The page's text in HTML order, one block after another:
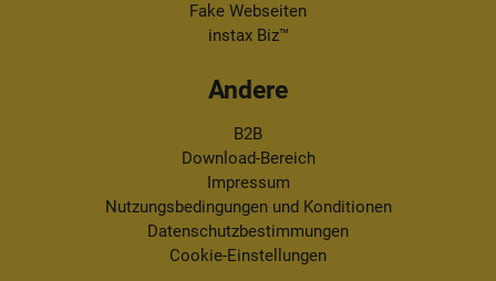
Fake Webseiten
instax Biz™
Andere
B2B
Download-Bereich
Impressum
Nutzungsbedingungen und Konditionen
Datenschutzbestimmungen
Cookie-Einstellungen